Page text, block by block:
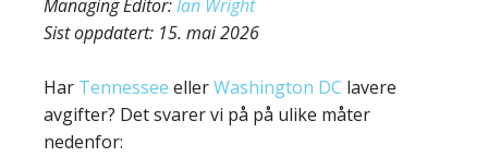
Managing Editor:Ian Wright
Sist oppdatert: 15. mai 2026
Har Tennessee ellerWashington DC lavere
avgifter? Det svarer vi på på ulike måter
nedenfor: